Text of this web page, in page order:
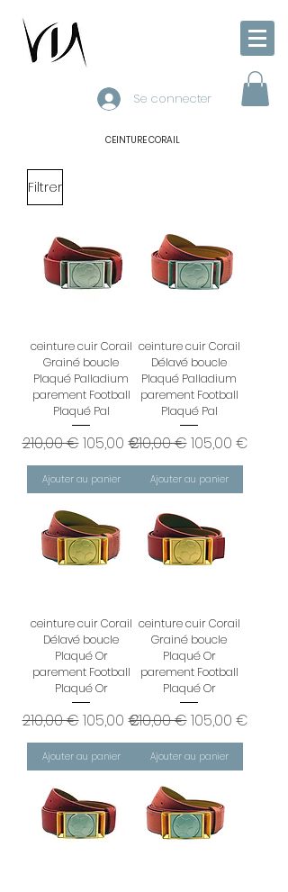
Se connecter
CEINTURE CORAIL
Filtrer
ceinture cuir Corail
Grainé boucle
Plaqué Palladium
parement Football
Plaqué Pal
Prix original
210,00 €Prix promotionnel
105,00 €
Ajouter au panier
ceinture cuir Corail
Délavé boucle
Plaqué Palladium
parement Football
Plaqué Pal
Prix original
210,00 €Prix
105,00 €
Ajouter au panier
ceinture cuir Corail
Délavé boucle
Plaqué Or
parement Football
Plaqué Or
Prix original
210,00 €Prix promotionnel
105,00 €
Ajouter au panier
ceinture cuir Corail
Grainé boucle
Plaqué Or
parement Football
Plaqué Or
Prix original
210,00 €Prix
105,00 €
Ajouter au panier